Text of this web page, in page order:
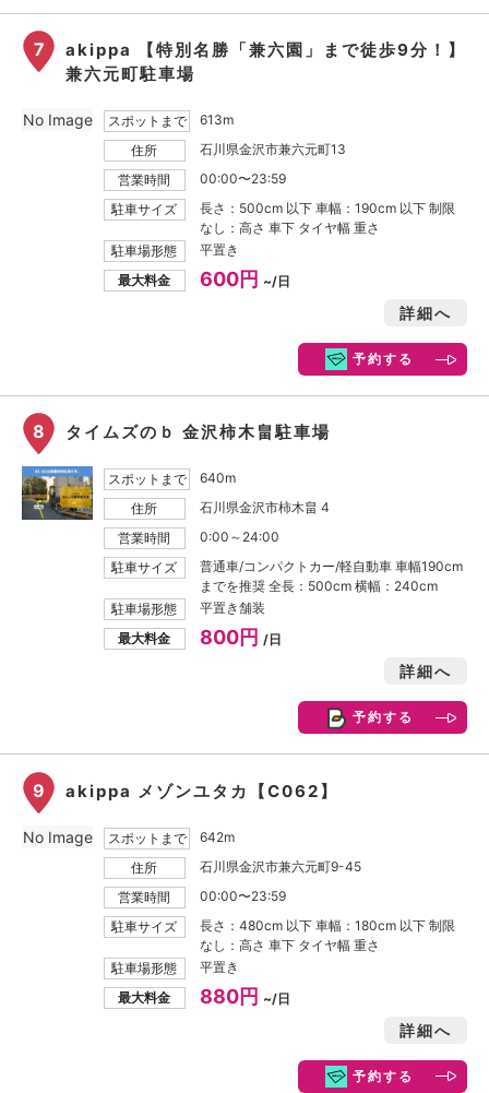
7
akippa 【特別名勝「兼六園」まで徒歩9分！】
兼六元町駐車場
スポットまで
613m
住所
石川県金沢市兼六元町13
営業時間
00:00〜23:59
駐車サイズ
長さ：500cm 以下 車幅：190cm 以下 制限
なし：高さ 車下 タイヤ幅 重さ
駐車場形態
平置き
最大料金
600円 ~/日
詳細へ
予約する
No Image
8 タイムズのｂ 金沢柿木畠駐車場
スポットまで
640m
住所
石川県金沢市柿木畠 4
営業時間
0:00～24:00
駐車サイズ
普通車/コンパクトカー/軽自動車 車幅190cm
までを推奨 全長：500cm 横幅：240cm
駐車場形態
平置き舗装
最大料金
800円/日
詳細へ
予約する
9 akippa メゾンユタカ【C062】
スポットまで
642m
住所
石川県金沢市兼六元町9-45
営業時間
00:00〜23:59
駐車サイズ
長さ：480cm 以下 車幅：180cm 以下 制限
なし：高さ 車下 タイヤ幅 重さ
駐車場形態
平置き
最大料金
880円 ~/日
詳細へ
予約する
No Image